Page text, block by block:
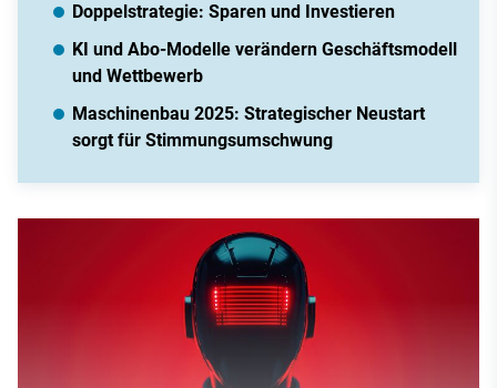
Doppelstrategie: Sparen und Investieren
KI und Abo-Modelle verändern Geschäftsmodell
und Wettbewerb
Maschinenbau 2025: Strategischer Neustart
sorgt für Stimmungsumschwung